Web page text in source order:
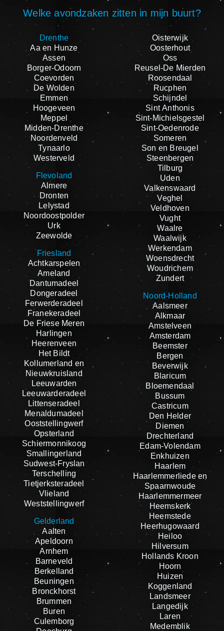
Welke avondzaken zitten in mijn buurt?
Drenthe
Aa en Hunze
Assen
Borger-Odoorn
Coevorden
De Wolden
Emmen
Hoogeveen
Meppel
Midden-Drenthe
Noordenveld
Tynaarlo
Westerveld
Flevoland
Almere
Dronten
Lelystad
Noordoostpolder
Urk
Zeewolde
Friesland
Achtkarspelen
Ameland
Dantumadeel
Dongeradeel
Ferwerderadeel
Franekeradeel
De Friese Meren
Harlingen
Heerenveen
Het Bildt
Kollumerland en
Nieuwkruisland
Leeuwarden
Leeuwarderadeel
Littenseradeel
Menaldumadeel
Ooststellingwerf
Opsterland
Schiermonnikoog
Smallingerland
Sudwest-Fryslan
Terschelling
Tietjerksteradeel
Vlieland
Weststellingwerf
Gelderland
Aalten
Apeldoorn
Arnhem
Barneveld
Berkelland
Beuningen
Bronckhorst
Brummen
Buren
Culemborg
Oisterwijk
Oosterhout
Oss
Reusel-De Mierden
Roosendaal
Rucphen
Schijndel
Sint Anthonis
Sint-Michielsgestel
Sint-Oedenrode
Someren
Son en Breugel
Steenbergen
Tilburg
Uden
Valkenswaard
Veghel
Veldhoven
Vught
Waalre
Waalwijk
Werkendam
Woensdrecht
Woudrichem
Zundert
Noord-Holland
Aalsmeer
Alkmaar
Amstelveen
Amsterdam
Beemster
Bergen
Beverwijk
Blaricum
Bloemendaal
Bussum
Castricum
Den Helder
Diemen
Drechterland
Edam-Volendam
Enkhuizen
Haarlem
Haarlemmerliede en
Spaarnwoude
Haarlemmermeer
Heemskerk
Heemstede
Heerhugowaard
Heiloo
Hilversum
Hollands Kroon
Hoorn
Huizen
Koggenland
Landsmeer
Langedijk
Laren
Medemblik